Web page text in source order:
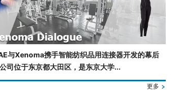
与Xenoma携手智能纺织品用连接器开发的幕后
司位于东京都大田区，是东京大学...
更多